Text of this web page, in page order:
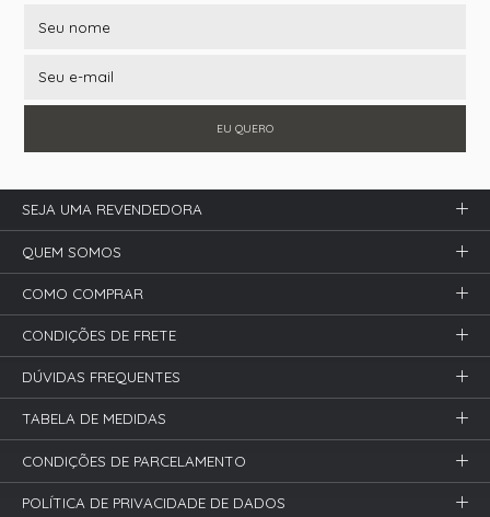
EU QUERO
SEJA UMA REVENDEDORA
QUEM SOMOS
COMO COMPRAR
CONDIÇÕES DE FRETE
DÚVIDAS FREQUENTES
TABELA DE MEDIDAS
CONDIÇÕES DE PARCELAMENTO
POLÍTICA DE PRIVACIDADE DE DADOS